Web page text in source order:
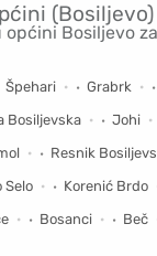
(Bosiljevo)
općini Bosiljevo
Špehari Grabrk
Bosiljevska Johi
Resnik
Selo Korenić Brdo
Bosanci Beč